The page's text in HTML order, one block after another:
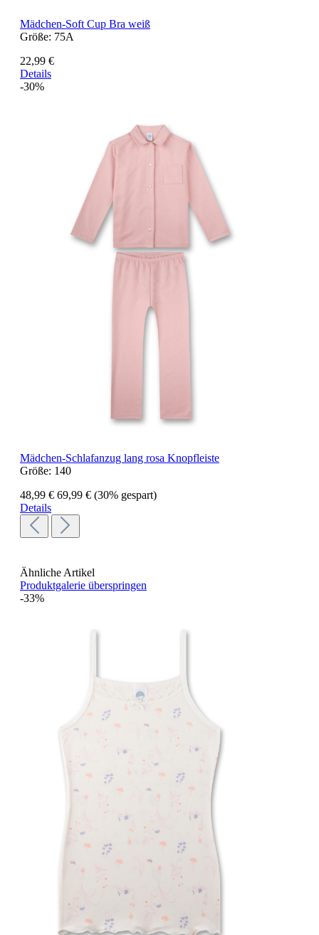
Mädchen-Soft Cup Bra weiß
Größe: 75A
22,99 €
Details
-30%
Mädchen-Schlafanzug lang rosa Knopfleiste
Größe: 140
48,99 € 69,99 € (30% gespart)
Details
Ähnliche Artikel
Produktgalerie überspringen
-33%